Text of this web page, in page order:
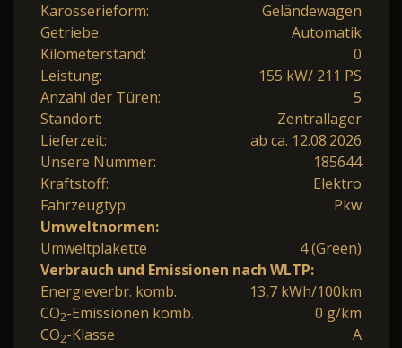
Karosserieform:
Geländewagen
Getriebe:
Automatik
Kilometerstand:
0
Leistung:
155 kW/ 211 PS
Anzahl der Türen:
5
Standort:
Zentrallager
Lieferzeit:
ab ca. 12.08.2026
Unsere Nummer:
185644
Kraftstoff:
Elektro
Fahrzeugtyp:
Pkw
Umweltnormen:
Umweltplakette
4 (Green)
Verbrauch und Emissionen nach WLTP:
Energieverbr. komb.
13,7 kWh/100km
CO2-Emissionen komb.
0 g/km
CO2-Klasse A